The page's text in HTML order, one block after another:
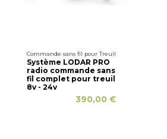
Commande sans fil pour Treuil
Système LODAR PRO
radio commande sans
fil complet pour treuil
8v - 24v
390,00 €